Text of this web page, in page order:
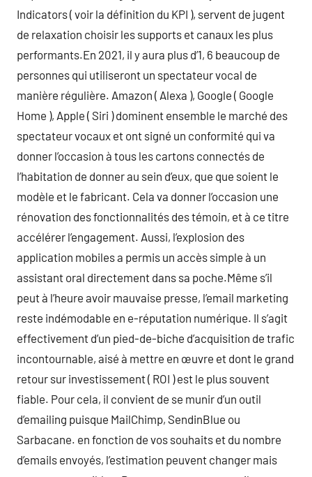
Indicators ( voir la définition du KPI ), servent de jugent
de relaxation choisir les supports et canaux les plus
performants.En 2021, il y aura plus d’1, 6 beaucoup de
personnes qui utiliseront un spectateur vocal de
manière régulière. Amazon ( Alexa ), Google ( Google
Home ), Apple ( Siri ) dominent ensemble le marché des
spectateur vocaux et ont signé un conformité qui va
donner l’occasion à tous les cartons connectés de
l’habitation de donner au sein d’eux, que que soient le
modèle et le fabricant. Cela va donner l’occasion une
rénovation des fonctionnalités des témoin, et à ce titre
accélérer l’engagement. Aussi, l’explosion des
application mobiles a permis un accès simple à un
assistant oral directement dans sa poche.Même s’il
peut à l’heure avoir mauvaise presse, l’email marketing
reste indémodable en e-réputation numérique. Il s’agit
effectivement d’un pied-de-biche d’acquisition de trafic
incontournable, aisé à mettre en œuvre et dont le grand
retour sur investissement ( ROI ) est le plus souvent
fiable. Pour cela, il convient de se munir d’un outil
d’emailing puisque MailChimp, SendinBlue ou
Sarbacane. en fonction de vos souhaits et du nombre
d’emails envoyés, l’estimation peuvent changer mais